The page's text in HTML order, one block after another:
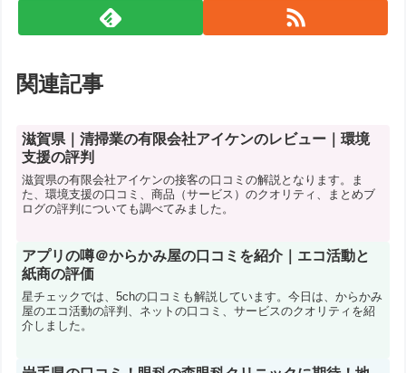
関連記事
滋賀県｜清掃業の有限会社アイケンのレビュー｜環境
支援の評判
滋賀県の有限会社アイケンの接客の口コミの解説となります。ま
た、環境支援の口コミ、商品（サービス）のクオリティ、まとめブ
ログの評判についても調べてみました。
アプリの噂＠からかみ屋の口コミを紹介｜エコ活動と
紙商の評価
星チェックでは、5chの口コミも解説しています。今日は、からかみ
屋のエコ活動の評判、ネットの口コミ、サービスのクオリティを紹
介しました。